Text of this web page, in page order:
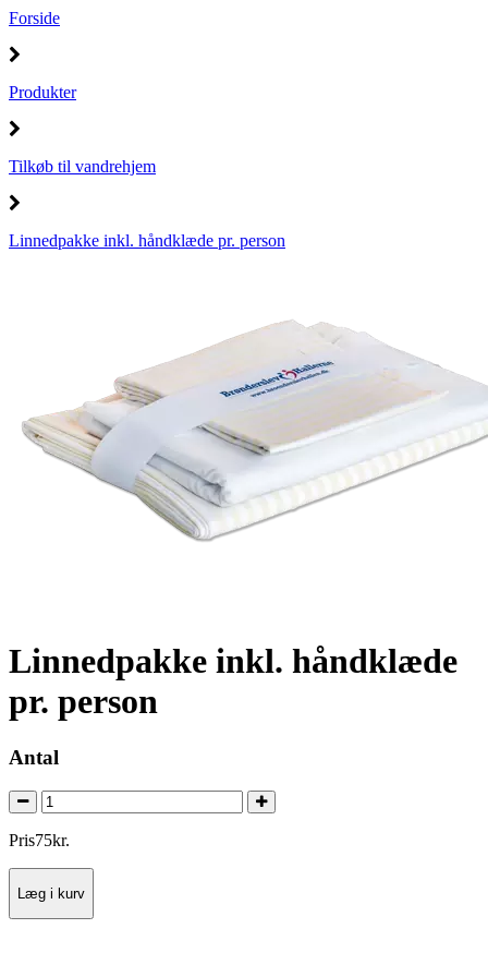
Forside
Produkter
Tilkøb til vandrehjem
Linnedpakke inkl. håndklæde pr. person
Linnedpakke inkl. håndklæde
pr. person
Antal
Pris75kr.
Læg i kurv